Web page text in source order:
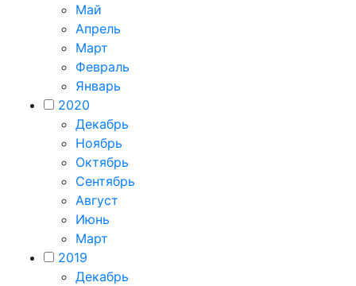
Май
Апрель
Март
Февраль
Январь
2020
Декабрь
Ноябрь
Октябрь
Сентябрь
Август
Июнь
Март
2019
Декабрь